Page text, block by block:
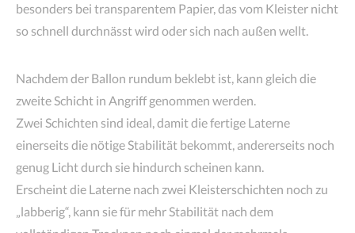
besonders bei transparentem Papier, das vom Kleister nicht
so schnell durchnässt wird oder sich nach außen wellt.
Nachdem der Ballon rundum beklebt ist, kann gleich die
zweite Schicht in Angriff genommen werden.
Zwei Schichten sind ideal, damit die fertige Laterne
einerseits die nötige Stabilität bekommt, andererseits noch
genug Licht durch sie hindurch scheinen kann.
Erscheint die Laterne nach zwei Kleisterschichten noch zu
„labberig“, kann sie für mehr Stabilität nach dem